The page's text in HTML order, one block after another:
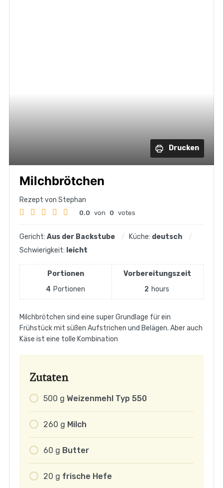
Drucken
Milchbrötchen
Rezept von Stephan
0.0 von 0 votes
Gericht: Aus der Backstube Küche: deutsch
Schwierigkeit: leicht
Portionen
4 Portionen
Vorbereitungszeit
2 hours
Milchbrötchen sind eine super Grundlage für ein
Frühstück mit süßen Aufstrichen und Belägen. Aber auch
Käse ist eine tolle Kombination
Zutaten
500 g Weizenmehl Typ 550
260 g Milch
60 g Butter
20 g frische Hefe